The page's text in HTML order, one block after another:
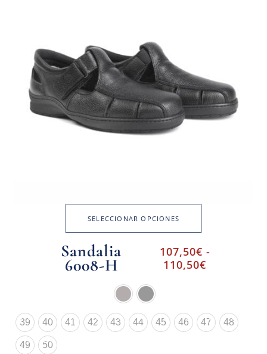
SELECCIONAR OPCIONES
Sandalia
6008-H
107,50€ -
110,50€
39 40 41 42 43 44 45 46 47 48
49 50